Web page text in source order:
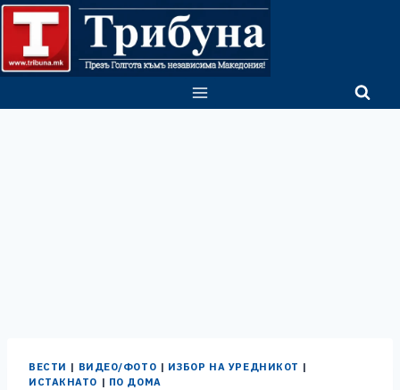
Skip
content
ВЕСТИ | ВИДЕО/ФОТО | ИЗБОР НА УРЕДНИКОТ |
ИСТАКНАТО | ПО ДОМА